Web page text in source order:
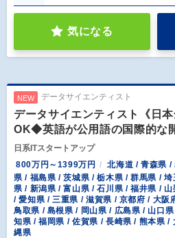
気になる
NEW データサイエンティスト
データサイエンティスト《日
OK◆英語が公用語の国際的な
日系ITスタートアップ
800万円～1399万円
北海道 / 青森県 /
県 / 福島県 / 茨城県 / 栃木県 / 群馬県 / 埼
県 / 新潟県 / 富山県 / 石川県 / 福井県 /
/ 愛知県 / 三重県 / 滋賀県 / 京都府 / 大阪
鳥取県 / 島根県 / 岡山県 / 広島県 / 山口
知県 / 福岡県 / 佐賀県 / 長崎県 / 熊本県 /
縄県